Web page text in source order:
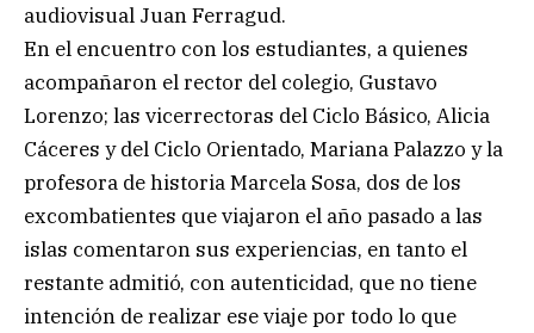
audiovisual Juan Ferragud.
En el encuentro con los estudiantes, a quienes
acompañaron el rector del colegio, Gustavo
Lorenzo; las vicerrectoras del Ciclo Básico, Alicia
Cáceres y del Ciclo Orientado, Mariana Palazzo y la
profesora de historia Marcela Sosa, dos de los
excombatientes que viajaron el año pasado a las
islas comentaron sus experiencias, en tanto el
restante admitió, con autenticidad, que no tiene
intención de realizar ese viaje por todo lo que